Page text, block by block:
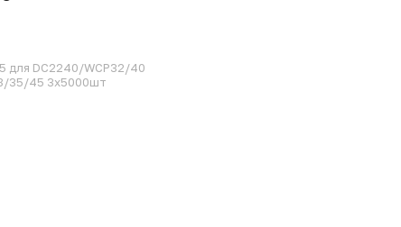
для DC2240/WCP32/40
35/45 3х5000шт